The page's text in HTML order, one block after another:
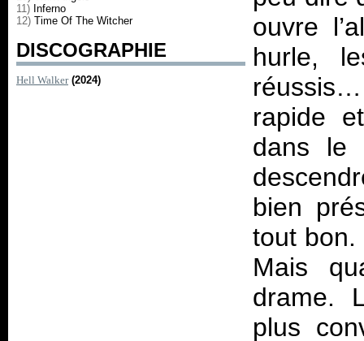
11) Inferno
12) Time Of The Witcher
DISCOGRAPHIE
Hell Walker (2024)
ouvre
hurle,
rapide
dans le
bien
tout
Mais
drame.
plus